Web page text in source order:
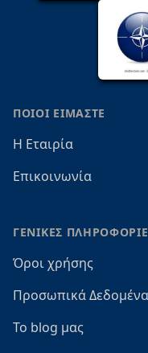
ΠΟΙΟΙ ΕΙΜΑΣΤΕ
Η Εταιρία
Επικοινωνία
ΓΕΝΙΚΕΣ
Όροι χρήσης
Προσωπικά Δεδομένα
Το blog μας